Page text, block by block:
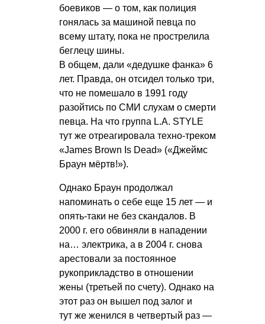
боевиков — о том, как полиция
гонялась за машиной певца по
всему штату, пока не прострелила
беглецу шины.
В общем, дали «дедушке фанка» 6
лет. Правда, он отсидел только три,
что не помешало в 1991 году
разойтись по СМИ слухам о смерти
певца. На что группа L.A. STYLE
тут же отреагировала техно-треком
«James Brown Is Dead» («Джеймс
Браун мёртв!»).
Однако Браун продолжал
напоминать о себе еще 15 лет — и
опять-таки не без скандалов. В
2000 г. его обвиняли в нападении
на… электрика, а в 2004 г. снова
арестовали за постоянное
рукоприкладство в отношении
жены (третьей по счету). Однако на
этот раз он вышел под залог и
тут же женился в четвертый раз —